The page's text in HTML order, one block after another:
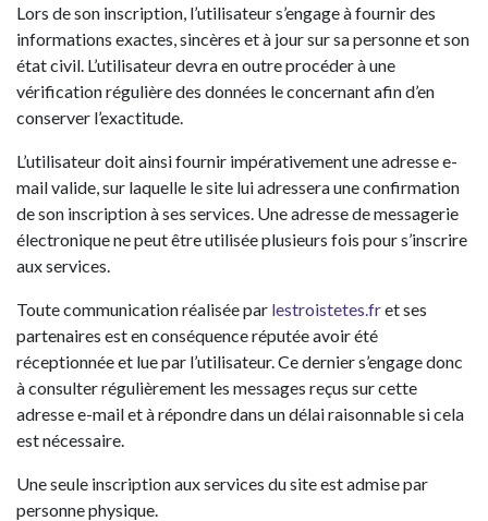
Lors de son inscription, l’utilisateur s’engage à fournir des
informations exactes, sincères et à jour sur sa personne et son
état civil. L’utilisateur devra en outre procéder à une
vérification régulière des données le concernant afin d’en
conserver l’exactitude.
L’utilisateur doit ainsi fournir impérativement une adresse e-
mail valide, sur laquelle le site lui adressera une confirmation
de son inscription à ses services. Une adresse de messagerie
électronique ne peut être utilisée plusieurs fois pour s’inscrire
aux services.
Toute communication réalisée par lestroistetes.fret ses
partenaires est en conséquence réputée avoir été
réceptionnée et lue par l’utilisateur. Ce dernier s’engage donc
à consulter régulièrement les messages reçus sur cette
adresse e-mail et à répondre dans un délai raisonnable si cela
est nécessaire.
Une seule inscription aux services du site est admise par
personne physique.